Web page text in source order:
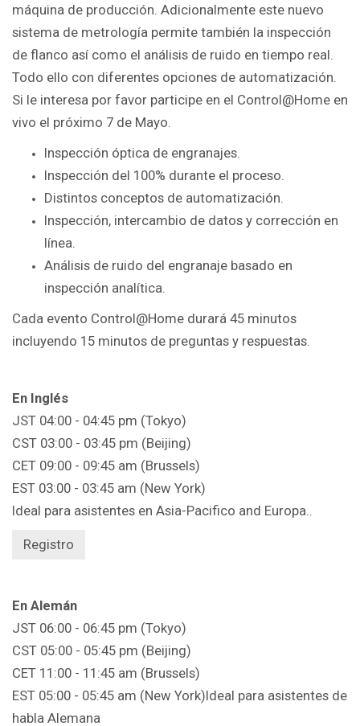
máquina de producción. Adicionalmente este nuevo
sistema de metrología permite también la inspección
de flanco así como el análisis de ruido en tiempo real.
Todo ello con diferentes opciones de automatización.
Si le interesa por favor participe en el Control@Home en
vivo el próximo 7 de Mayo.
Inspección óptica de engranajes.
Inspección del 100% durante el proceso.
Distintos conceptos de automatización.
Inspección, intercambio de datos y corrección en
línea.
Análisis de ruido del engranaje basado en
inspección analítica.
Cada evento Control@Home durará 45 minutos
incluyendo 15 minutos de preguntas y respuestas.
En Inglés
JST 04:00 - 04:45 pm (Tokyo)
CST 03:00 - 03:45 pm (Beijing)
CET 09:00 - 09:45 am (Brussels)
EST 03:00 - 03:45 am (New York)
Ideal para asistentes en Asia-Pacifico and Europa.
Registro
En Alemán
JST 06:00 - 06:45 pm (Tokyo)
CST 05:00 - 05:45 pm (Beijing)
CET 11:00 - 11:45 am (Brussels)
EST 05:00 - 05:45 am (New York)Ideal para asistentes de
habla Alemana